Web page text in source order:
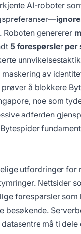
AI-roboter
Roboten genererer
5 forespørsler per
av
å blokkere
noe som
adferden
utfordringer for
Nettsider
forespørsler som
datasentre må